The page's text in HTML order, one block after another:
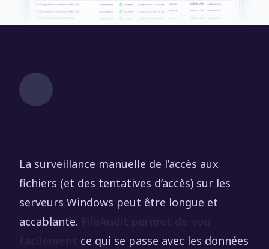
La surveillance manuelle de l’accès aux
fichiers (et des tentatives d’accès) sur les
serveurs Windows peut être longue et
accablante.
ce qui se passe avec les données